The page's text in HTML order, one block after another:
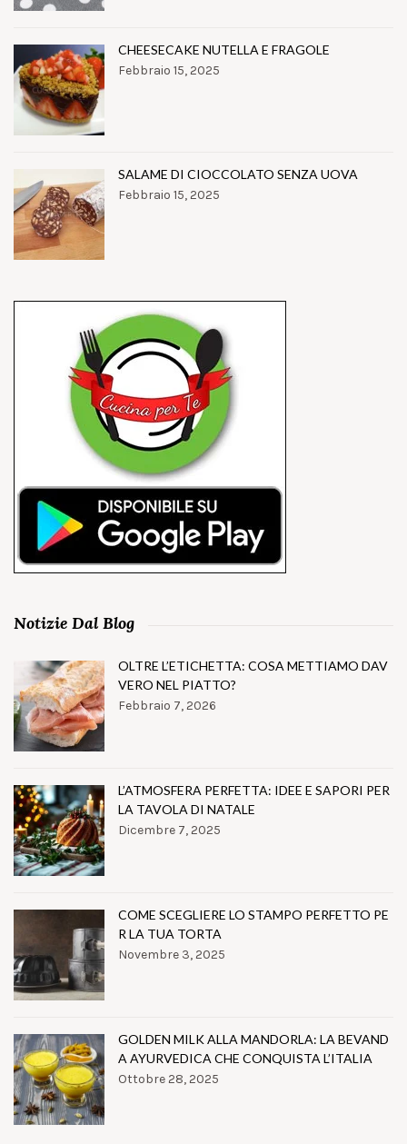
CHEESECAKE NUTELLA E FRAGOLE
Febbraio 15, 2025
SALAME DI CIOCCOLATO SENZA UOVA
Febbraio 15, 2025
Notizie Dal Blog
OLTRE L’ETICHETTA: COSA METTIAMO DAV
VERO NEL PIATTO?
Febbraio 7, 2026
L’ATMOSFERA PERFETTA: IDEE E SAPORI PER
LA TAVOLA DI NATALE
Dicembre 7, 2025
COME SCEGLIERE LO STAMPO PERFETTO PE
R LA TUA TORTA
Novembre 3, 2025
GOLDEN MILK ALLA MANDORLA: LA BEVAND
A AYURVEDICA CHE CONQUISTA L’ITALIA
Ottobre 28, 2025